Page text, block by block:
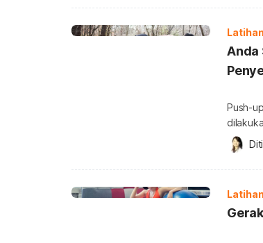
Anda
Push-
tidak
yang